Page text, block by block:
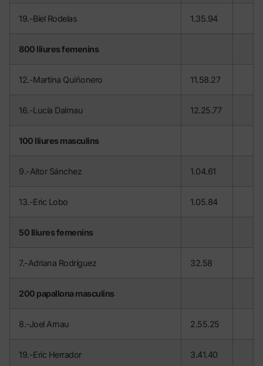
19.-Biel Rodelas 1.35.94
800 lliures femenins
12.-Martina Quiñonero 11.58.27
16.-Lucía Dalmau 12.25.77
100 lliures masculins
9.-Aitor Sánchez 1.04.61
13.-Eric Lobo 1.05.84
50 lliures femenins
7.-Adriana Rodríguez 32.58
200 papallona masculins
8.-Joel Arnau 2.55.25
19.-Eric Herrador 3.41.40